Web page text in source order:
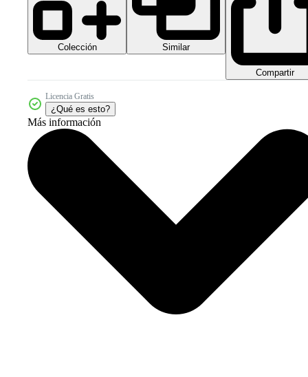
Colección Similar
Compartir
Licencia Gratis
¿Qué es esto?
Más información